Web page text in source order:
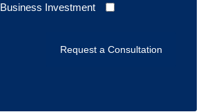
Business Investment